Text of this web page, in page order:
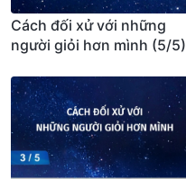
Cách đối xử với những
người giỏi hơn mình (5/5)